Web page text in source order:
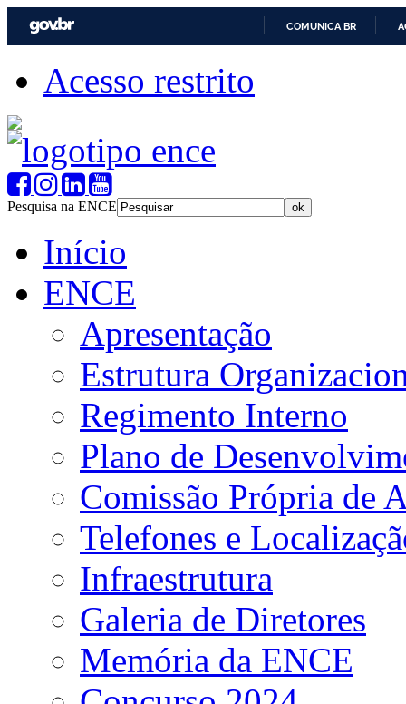
COMUNICA BR
Acesso restrito
Pesquisa na ENCE
Início
ENCE
Apresentação
Estrutura
Regimento Interno
Plano de
Comissão Própria de
Telefones e
Infraestrutura
Galeria de Diretores
Memória da ENCE